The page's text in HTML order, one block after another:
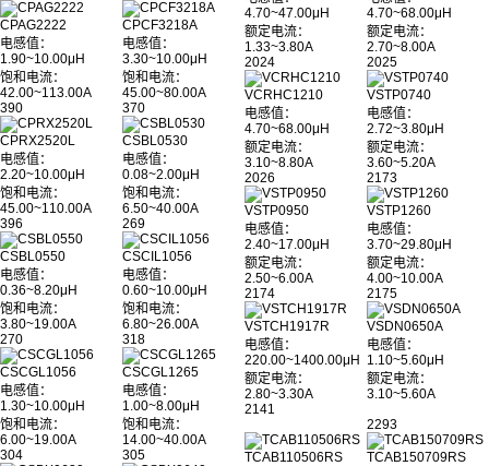
CPAG2222
电感值：
1.90~10.00μH
饱和电流：
42.00~113.00A
390
CPCF3218A
电感值：
3.30~10.00μH
饱和电流：
45.00~80.00A
370
CPRX2520L
电感值：
2.20~10.00μH
饱和电流：
45.00~110.00A
396
CSBL0530
电感值：
0.08~2.00μH
饱和电流：
6.50~40.00A
269
CSBL0550
电感值：
0.36~8.20μH
饱和电流：
3.80~19.00A
270
CSCIL1056
电感值：
0.60~10.00μH
饱和电流：
6.80~26.00A
318
CSCGL1056
电感值：
1.30~10.00μH
饱和电流：
6.00~19.00A
304
CSCGL1265
电感值：
1.00~8.00μH
饱和电流：
14.00~40.00A
305
4.70~47.00μH
额定电流：
1.33~3.80A
2024
4.70~68.00μH
额定电流：
2.70~8.00A
2025
VCRHC1210
电感值：
4.70~68.00μH
额定电流：
3.10~8.80A
2026
VSTP0740
电感值：
2.72~3.80μH
额定电流：
3.60~5.20A
2173
VSTP0950
电感值：
2.40~17.00μH
额定电流：
2.50~6.00A
2174
VSTP1260
电感值：
3.70~29.80μH
额定电流：
4.00~10.00A
2175
VSTCH1917R
电感值：
220.00~1400.00μH
额定电流：
2.80~3.30A
2141
VSDN0650A
电感值：
1.10~5.60μH
额定电流：
3.10~5.60A
2293
TCAB110506RS
TCAB150709RS